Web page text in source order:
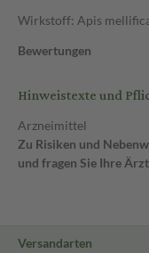
Wirkstoff: Apis
Bewertungen
Hinweistexte und
Arzneimittel
Zu Risiken und
und fragen Sie Ihre
Versandarten